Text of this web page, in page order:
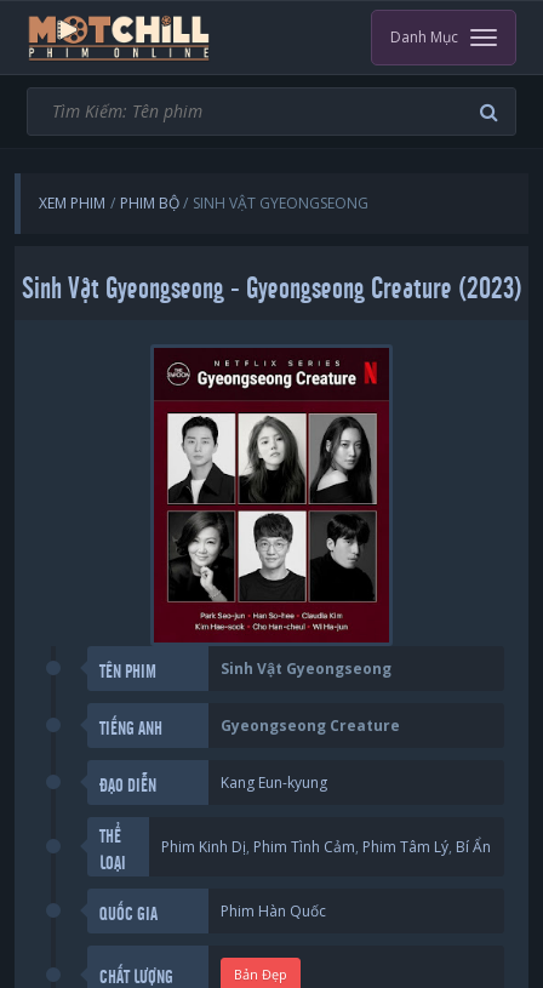
Danh Mục
XEM PHIM PHIM BỘ SINH VẬT GYEONGSEONG
Sinh Vật Gyeongseong - Gyeongseong Creature (2023)
TÊN PHIM Sinh Vật Gyeongseong
TIẾNG ANH Gyeongseong Creature
ĐẠO DIỄN Kang Eun-kyung
THỂ
LOẠI
Phim Kinh Dị, Phim Tình Cảm, Phim Tâm Lý, Bí Ẩn
QUỐC GIA Phim Hàn Quốc
CHẤT LƯỢNG Bản Đẹp